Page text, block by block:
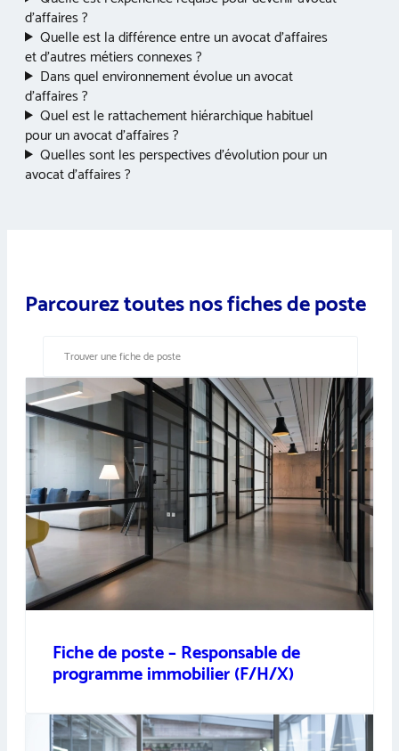
d’affaires ?
Quelle est la différence entre un avocat d’affaires
et d’autres métiers connexes ?
Dans quel environnement évolue un avocat
d’affaires ?
Quel est le rattachement hiérarchique habituel
pour un avocat d’affaires ?
Quelles sont les perspectives d’évolution pour un
avocat d’affaires ?
Parcourez toutes nos fiches de poste
Fiche de poste – Responsable de
programme immobilier (F/H/X)